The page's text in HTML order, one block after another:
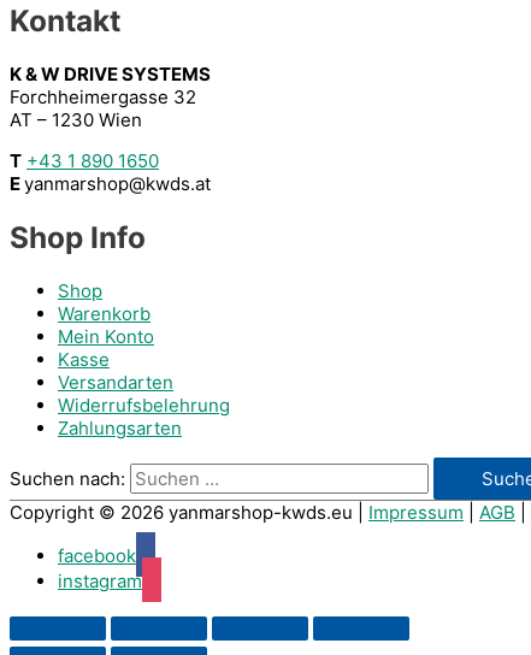
Kontakt
K & W DRIVE SYSTEMS
Forchheimergasse 32
AT – 1230 Wien
T +43 1 890 1650
Eyanmarshop@kwds.at
Shop Info
Shop
Warenkorb
Mein Konto
Kasse
Versandarten
Widerrufsbelehrung
Zahlungsarten
Suchen nach:
Copyright © 2026 yanmarshop-kwds.eu Impressum AGB
facebook
instagram